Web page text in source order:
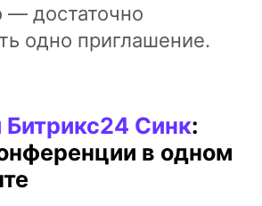
— достаточно
одно приглашение.
Синк:
в одном